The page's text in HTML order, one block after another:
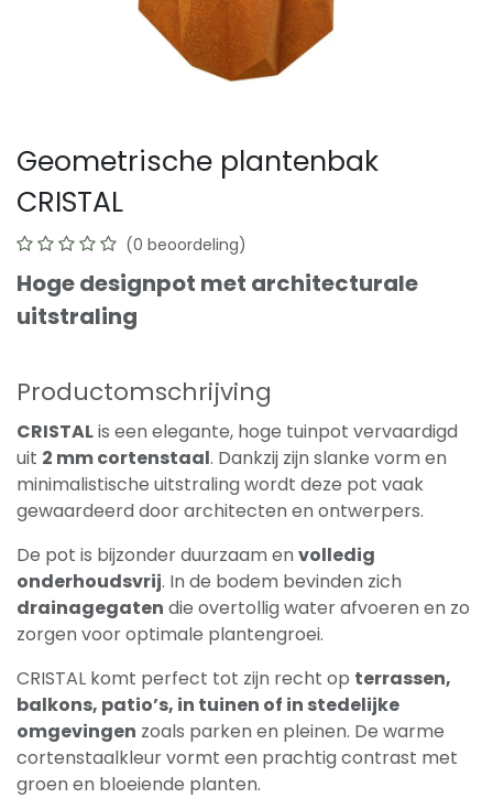
Geometrische plantenbak
CRISTAL
(0 beoordeling)
Hoge designpot met architecturale
uitstraling
Productomschrijving
CRISTALis een elegante, hoge tuinpot vervaardigd
uit 2 mm cortenstaal. Dankzij zijn slanke vorm en
minimalistische uitstraling wordt deze pot vaak
gewaardeerd door architecten en ontwerpers.
De pot is bijzonder duurzaam envolledig
onderhoudsvrij. In de bodem bevinden zich
drainagegaten die overtollig water afvoeren en zo
zorgen voor optimale plantengroei.
CRISTAL komt perfect tot zijn recht op terrassen,
balkons, patio’s, in tuinen of in stedelijke
omgevingen zoals parken en pleinen. De warme
cortenstaalkleur vormt een prachtig contrast met
groen en bloeiende planten.